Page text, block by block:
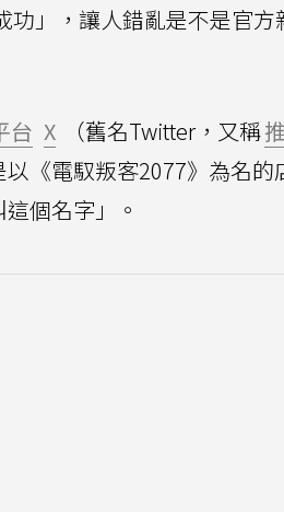
功」，讓人錯亂是不是官
台 X （舊名Twitter，又稱
《電馭叛客2077》為名
個名字」。